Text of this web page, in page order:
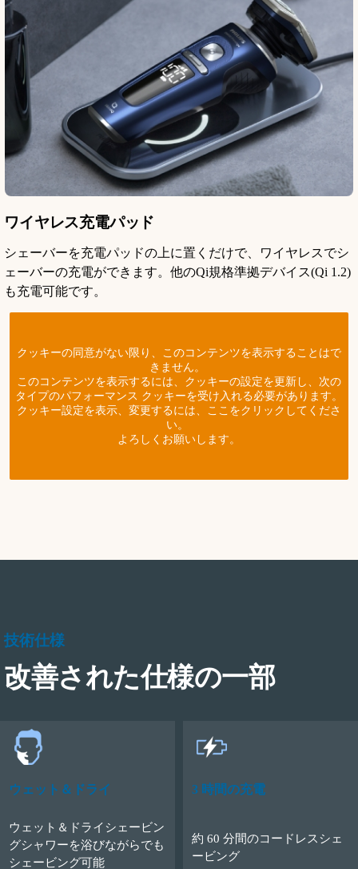
ワイヤレス充電パッド
シェーバーを充電パッドの上に置くだけで、ワイヤレスでシ
ェーバーの充電ができます。他のQi規格準拠デバイス(Qi 1.2)
も充電可能です。
クッキーの同意がない限り、このコンテンツを表示することはで
きません。
このコンテンツを表示するには、クッキーの設定を更新し、次の
タイプのパフォーマンス クッキーを受け入れる必要があります。
クッキー設定を表示、変更するには、ここをクリックしてくださ
い。
よろしくお願いします。
技術仕様
改善された仕様の一部
ウェット＆ドライ
ウェット＆ドライシェービン
グシャワーを浴びながらでも
シェービング可能
3 時間の充電
約 60 分間のコードレスシェ
ービング